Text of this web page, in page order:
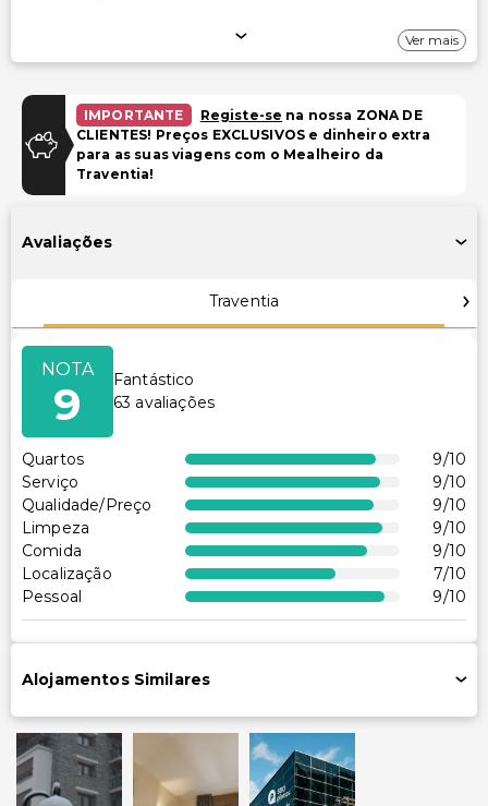
Piscina e Bem-estar
Spa de serviço completo
Serviços de spa no local
Sala(s) de tratamento de spa
TV em áreas comuns
Sala de jogos/arcade
Sem transporte acessível
Acessibilidade
Acessibilidade no quarto (em quartos selecionados)
Recepção acessível para cadeira de rodas
Cofre na recepção
Armazenamento de esqui
Aluguer de bicicletas no local
Serviço de lavanderia
Ver mais
IMPORTANTE Registe-se na nossa ZONA DE
CLIENTES! Preços EXCLUSIVOS e dinheiro extra
para as suas viagens com o Mealheiro da
Traventia!
Avaliações
Traventia
NOTA
9
Fantástico
63 avaliações
Quartos 9/10
Serviço
9/10
Qualidade/Preço
9/10
Limpeza
9/10
Comida
9/10
Localização
7/10
Pessoal
9/10
Alojamentos Similares